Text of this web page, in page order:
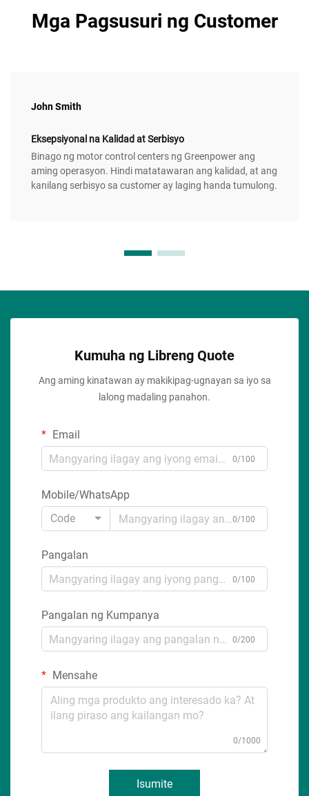
Mga Pagsusuri ng Customer
John Smith
Eksepsiyonal na Kalidad at Serbisyo
Binago ng motor control centers ng Greenpower ang
aming operasyon. Hindi matatawaran ang kalidad, at ang
kanilang serbisyo sa customer ay laging handa tumulong.
Kumuha ng Libreng Quote
Ang aming kinatawan ay makikipag-ugnayan sa iyo sa
lalong madaling panahon.
Email
0/100
Mobile/WhatsApp
Code
0/100
Pangalan
0/100
Pangalan ng Kumpanya
0/200
Mensahe
0/1000
Isumite